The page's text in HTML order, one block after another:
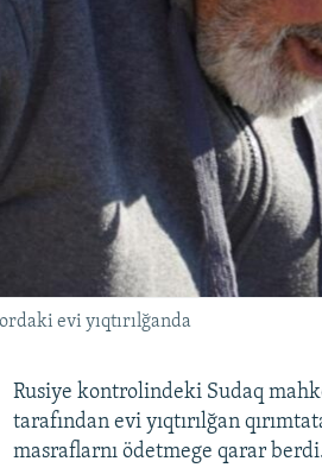
evi yıqtırılğanda
Rusiye kontrolindeki Sudaq
tarafından evi yıqtırılğan
masraflarnı ödetmege qarar